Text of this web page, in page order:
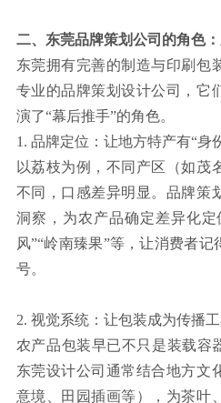
二、东莞品牌策划公司的角色
东莞拥有完善的制造与印刷包
专业的品牌策划设计公司，它
演了“幕后推手”的角色。
1. 品牌定位：让地方特产有“身
以荔枝为例，不同产区（如茂
不同，口感差异明显。品牌策
洞察，为农产品确定差异化定
风”“岭南臻果”等，让消费者
号。
2. 视觉系统：让包装成为传播
农产品包装早已不只是装载容
东莞设计公司通常结合地方文
意境、田园插画等），为茶叶